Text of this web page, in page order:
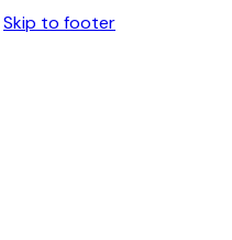
Skip to footer